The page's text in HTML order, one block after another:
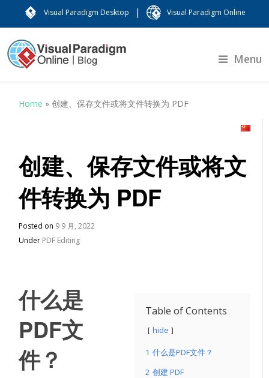
Visual Paradigm Desktop | Visual Paradigm Online
Menu
Home »创建、保存文件或将文件转换为 PDF
创建、保存文件或将文
件转换为 PDF
Posted on 9 9 月, 2022
Under PDF Editing
Table of Contents
hide
1 什么是PDF文件？
2 创建 PDF
什么是
PDF文
件？